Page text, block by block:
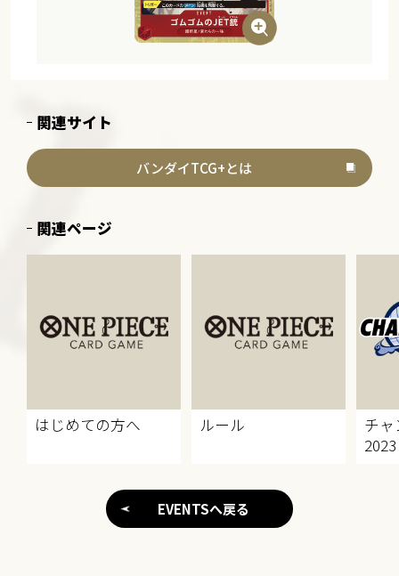
関連サイト
バンダイTCG+とは
関連ページ
はじめての方へ ルール
チ
2023
EVENTSへ戻る